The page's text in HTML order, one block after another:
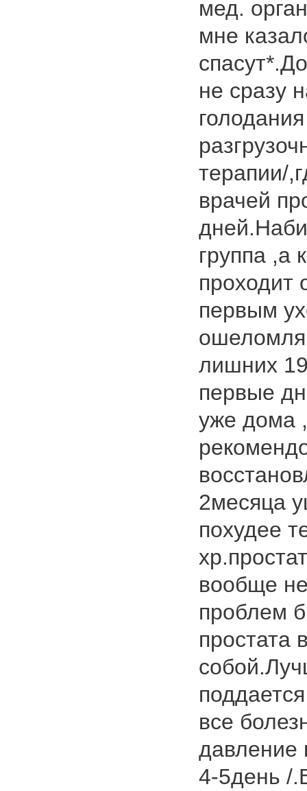
мед.
мне
не сразу
терапии/
врачей
группа ,а
проходит
первым
лишних
первые
уже дома
2месяца
похудее
вообще
проблем
простата
все
давление
4-5день /